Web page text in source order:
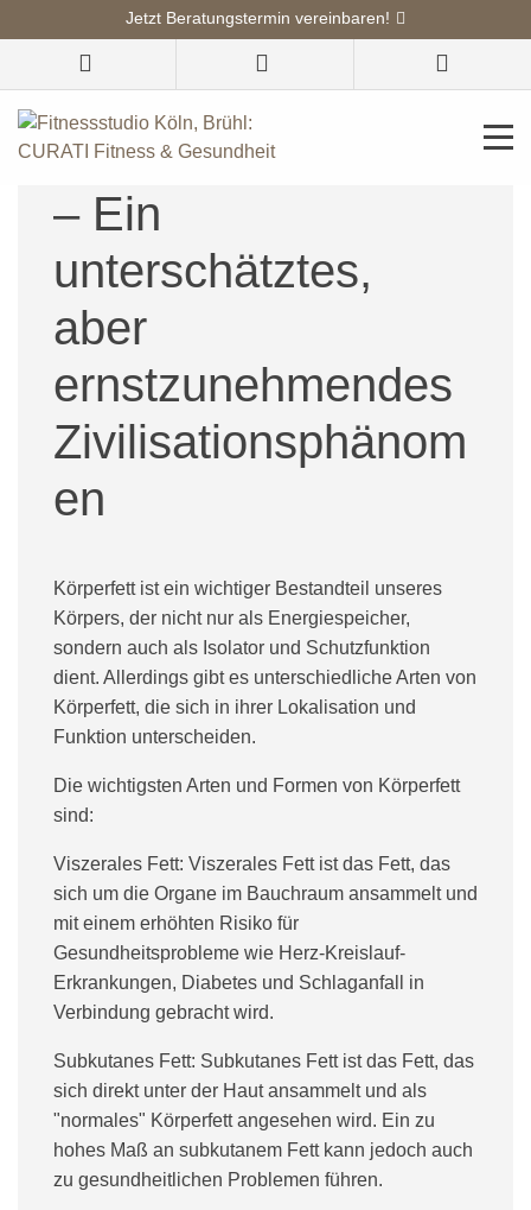
Jetzt Beratungstermin vereinbaren!
Risikofaktor
Bewegungsmangel
– Ein
unterschätztes,
aber
ernstzunehmendes
Zivilisationsphänom
en
Körperfett ist ein wichtiger Bestandteil unseres
Körpers, der nicht nur als Energiespeicher,
sondern auch als Isolator und Schutzfunktion
dient. Allerdings gibt es unterschiedliche Arten von
Körperfett, die sich in ihrer Lokalisation und
Funktion unterscheiden.
Die wichtigsten Arten und Formen von Körperfett
sind:
Viszerales Fett: Viszerales Fett ist das Fett, das
sich um die Organe im Bauchraum ansammelt und
mit einem erhöhten Risiko für
Gesundheitsprobleme wie Herz-Kreislauf-
Erkrankungen, Diabetes und Schlaganfall in
Verbindung gebracht wird.
Subkutanes Fett: Subkutanes Fett ist das Fett, das
sich direkt unter der Haut ansammelt und als
"normales" Körperfett angesehen wird. Ein zu
hohes Maß an subkutanem Fett kann jedoch auch
zu gesundheitlichen Problemen führen.